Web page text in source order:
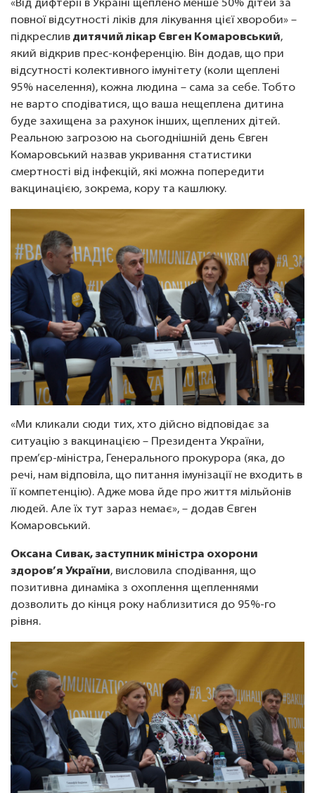
«Від дифтерії в Україні щеплено менше 50% дітей за
повної відсутності ліків для лікування цієї хвороби» –
підкреслив дитячий лікар Євген Комаровський,
який відкрив прес-конференцію. Він додав, що при
відсутності колективного імунітету (коли щеплені
95% населення), кожна людина – сама за себе. Тобто
не варто сподіватися, що ваша нещеплена дитина
буде захищена за рахунок інших, щеплених дітей.
Реальною загрозою на сьогоднішній день Євген
Комаровський назвав укривання статистики
смертності від інфекцій, які можна попередити
вакцинацією, зокрема, кору та кашлюку.
«Ми кликали сюди тих, хто дійсно відповідає за
ситуацію з вакцинацією – Президента України,
прем’єр-міністра, Генерального прокурора (яка, до
речі, нам відповіла, що питання імунізації не входить в
її компетенцію). Адже мова йде про життя мільйонів
людей. Але їх тут зараз немає», – додав Євген
Комаровський.
Оксана Сивак, заступник міністра охорони
здоров’я України, висловила сподівання, що
позитивна динаміка з охоплення щепленнями
дозволить до кінця року наблизитися до 95%-го
рівня.